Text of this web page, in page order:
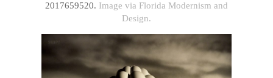
2017659520. Image via Florida Modernism and
Design.